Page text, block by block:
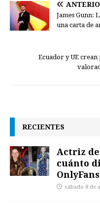
James Gunn:
una carta de
Ecuador y UE
RECIENTES
Actriz de
cuánto
OnlyFans
sábado 8 de